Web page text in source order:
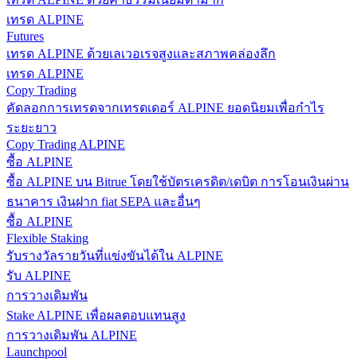
กลยุทธ์การซื้อขาย
เรียนรู้วิธีการรักษาผลกำไร
เทรด ALPINE
Futures
เทรด ALPINE ด้วยเลเวอเรจสูงและสภาพคล่องลึก
เทรด ALPINE
Copy Trading
คัดลอกการเทรดจากเทรดเดอร์ ALPINE ยอดนิยมเพื่อกำไร
ระยะยาว
Copy Trading ALPINE
ซื้อ ALPINE
ซื้อ ALPINE บน Bitrue โดยใช้บัตรเครดิต/เดบิต การโอนเงินผ่าน
ธนาคาร เงินฝาก fiat SEPA และอื่นๆ
ซื้อ ALPINE
Flexible Staking
รับรางวัลรายวันที่แข่งขันได้ใน ALPINE
รับ ALPINE
การวางเดิมพัน
Stake ALPINE เพื่อผลตอบแทนสูง
การวางเดิมพัน ALPINE
Launchpool